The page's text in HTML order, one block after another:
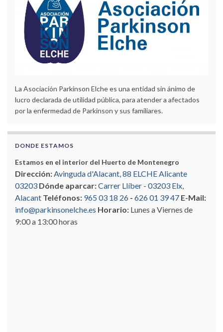
La Asociación Parkinson Elche es una entidad sin ánimo de
lucro declarada de utilidad pública, para atender a afectados
por la enfermedad de Parkinson y sus familiares.
DONDE ESTAMOS
Estamos en el interior del Huerto de Montenegro
Dirección:Avinguda d'Alacant, 88 ELCHE Alicante
03203 Dónde aparcar:Carrer Llíber - 03203 Elx,
Alacant Teléfonos: 965 03 18 26 - 626 01 39 47 E-Mail:
info@parkinsonelche.es Horario: Lunes a Viernes de
9:00 a 13:00 horas